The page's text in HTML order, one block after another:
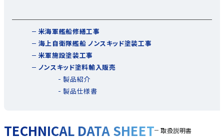
米海軍艦船修繕工事
海上自衛隊艦船 ノンスキッド塗装工事
米軍施設塗装工事
ノンスキッド塗料輸入販売
製品紹介
製品仕様書
TECHNICAL DATA SHEET 取扱説明書